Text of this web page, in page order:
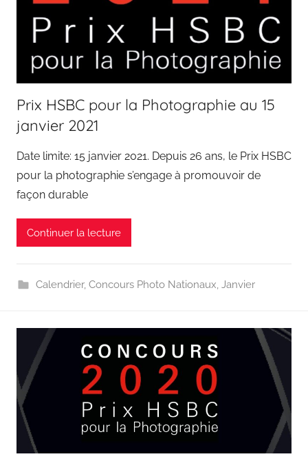
Prix HSBC pour la Photographie au 15
janvier 2021
Date limite: 15 janvier 2021. Depuis 26 ans, le Prix HSBC
pour la photographie s’engage à promouvoir de
façon durable
Continuer la lecture
Calendrier, Concours Photo Nationaux, Janvier